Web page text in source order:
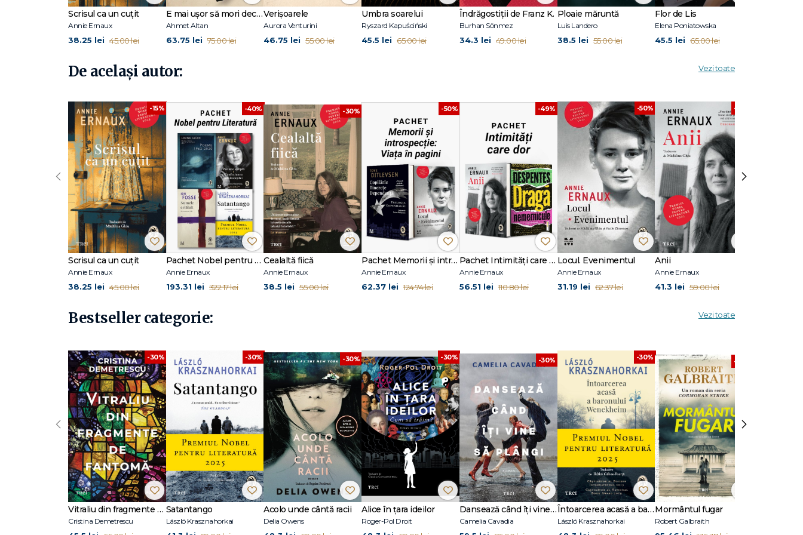
Scrisul ca un cuțit
Annie Ernaux
38.25 lei 45.00 lei
E mai ușor să mori decât să iubești (seria Cvartetul Otoman, vol.3)
Ahmet Altan
63.75 lei 75.00 lei
Verișoarele
Aurora Venturini
46.75 lei 55.00 lei
Umbra soarelui
Ryszard Kapuściński
45.5 lei 65.00 lei
Îndrăgostiții de Franz K.
Burhan Sönmez
34.3 lei 49.00 lei
Ploaie măruntă
Luis Landero
38.5 lei 55.00 lei
Flor de Lis
Elena Poniatowska
45.5 lei 65.00 lei
De același autor: Vezi toate
-15%
Scrisul ca un cuțit
Annie Ernaux
38.25 lei 45.00 lei
-40%
Pachet Nobel pentru Literatură
Annie Ernaux
193.31 lei 322.17 lei
-30%
Cealaltă fiică
Annie Ernaux
38.5 lei 55.00 lei
-50%
Pachet Memorii și introspecție: Viața în pagini
Annie Ernaux
62.37 lei 124.74 lei
-49%
Pachet Intimități care dor
Annie Ernaux
56.51 lei 110.80 lei
-50%
Locul. Evenimentul
Annie Ernaux
31.19 lei 62.37 lei
-30%
Anii
Annie Ernaux
41.3 lei 59.00 lei
‹ ›
Bestseller categorie: Vezi toate
-30%
Vitraliu din fragmente de fantomă
Cristina Demetrescu
-30%
Satantango
László Krasznahorkai
-30%
Acolo unde cântă racii
Delia Owens
-30%
Alice în țara ideilor
Roger-Pol Droit
-30%
Dansează când îți vine să plângi
Camelia Cavadia
-30%
Întoarcerea acasă a baronului Wenckheim
László Krasznahorkai
-30%
Mormântul fugar
Robert Galbraith
‹ ›